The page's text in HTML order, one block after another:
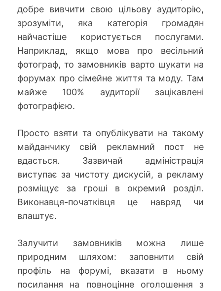
добре вивчити свою цільову аудиторію,
зрозуміти, яка категорія громадян
найчастіше користується послугами.
Наприклад, якщо мова про весільний
фотограф, то замовників варто шукати на
форумах про сімейне життя та моду. Там
майже 100% аудиторії зацікавлені
фотографією.
Просто взяти та опублікувати на такому
майданчику свій рекламний пост не
вдасться. Зазвичай адміністрація
виступає за чистоту дискусій, а рекламу
розміщує за гроші в окремий розділ.
Виконавця-початківця це навряд чи
влаштує.
Залучити замовників можна лише
природним шляхом: заповнити свій
профіль на форумі, вказати в ньому
посилання на повноцінне оголошення з